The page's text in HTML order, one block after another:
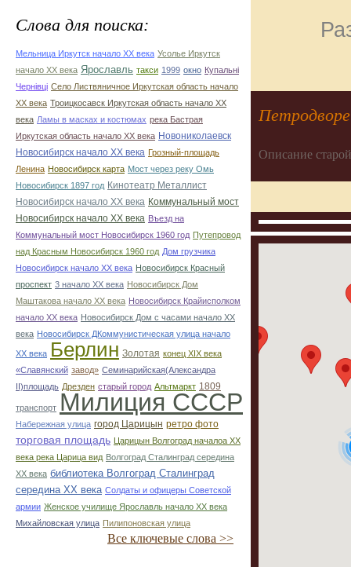
Слова для поиска:
Мельница Иркутск начало ХХ века Усолье Иркутск
начало ХХ века Ярославль такси 1999 окно Купальні
Чернівці Село Листвяничное Иркутская область начало
ХХ века Троицкосавск Иркутская область начало ХХ
века Ламы в масках и костюмах река Бастрая
Иркутская область начало ХХ века Новониколаевск
Новосибирск начало ХХ века Грозный-площадь
Ленина Новосибирск карта Мост через реку Омь
Новосибирск 1897 год Кинотеатр Металлист
Новосибирск начало ХХ века Коммунальный мост
Новосибирск начало ХХ века Въезд на
Коммунальный мост Новосибирск 1960 год Путепровод
над Красным Новосибирск 1960 год Дом грузчика
Новосибирск начало ХХ века Новосибирск Красный
проспект 3 начало ХХ века Новосибирск Дом
Маштакова начало ХХ века Новосибирск Крайисполком
начало ХХ века Новосибирск Дом с часами начало ХХ
века Новосибирск ДКоммунистическая улица начало
ХХ века Берлин Золотая конец ХІХ века
«Славянский завод» Семинарийская(Александра
II)площадь Дрезден старый город Альтмаркт 1809
транспорт Милиция СССР
Набережная улица город Царицын ретро фото
торговая площадь Царицын Волгоград началоа ХХ
века река Царица вид Волгоград Сталинград середина
ХХ века библиотека Волгоград Сталинград
середина ХХ века Солдаты и офицеры Советской
армии Женское училище Ярославль начало ХХ века
Михайловская улица Пилипоновская улица
Все ключевые слова >>
Описание